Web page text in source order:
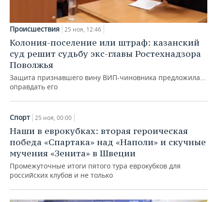
Происшествия 25 ноя, 12:46
Колония-поселение или штраф: казанский
суд решит судьбу экс-главы Ростехнадзора
Поволжья
Защита признавшего вину ВИП-чиновника предложила...
оправдать его
Спорт 25 ноя, 00:00
Наши в еврокубках: вторая героическая
победа «Спартака» над «Наполи» и скучные
мучения «Зенита» в Швеции
Промежуточные итоги пятого тура еврокубков для
российских клубов и не только